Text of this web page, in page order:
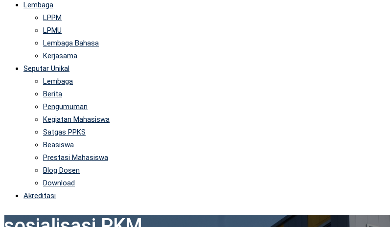
Lembaga
LPPM
LPMU
Lembaga Bahasa
Kerjasama
Seputar Unikal
Lembaga
Berita
Pengumuman
Kegiatan Mahasiswa
Satgas PPKS
Beasiswa
Prestasi Mahasiswa
Blog Dosen
Download
Akreditasi